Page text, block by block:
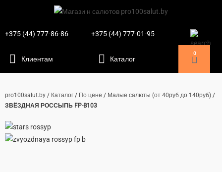
+375 (44) 777-86-86 +375 (44) 777-01-95
0
pro100salut.by / Каталог / По цене / Малые салюты (от 40руб до 140руб) /
ЗВЁЗДНАЯ РОССЫПЬ FP-B103